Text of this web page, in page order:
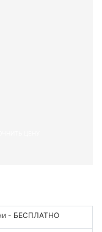
- БЕСПЛАТНО